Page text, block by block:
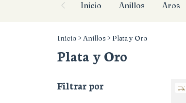
Inicio Anillos Aros
Inicio >Anillos > Plata y Oro
Plata y Oro
Filtrar por